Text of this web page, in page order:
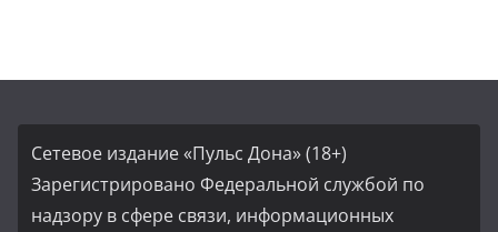
Сетевое издание «Пульс Дона» (18+)
Зарегистрировано Федеральной службой по
надзору в сфере связи, информационных